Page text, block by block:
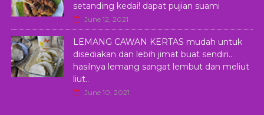
setanding kedai! dapat pujian suami
June 12, 2021
LEMANG CAWAN KERTAS mudah untuk
disediakan dan lebih jimat buat sendiri..
hasilnya lemang sangat lembut dan meliut
liut..
June 10, 2021